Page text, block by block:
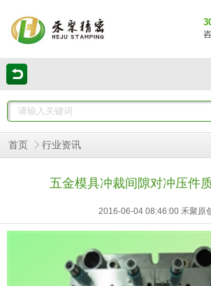
首页 行业资讯
五金模具冲裁间隙对冲压件
2016-06-04 08:46:00 禾聚原